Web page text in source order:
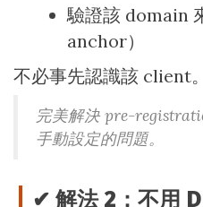
驗證該 domain
anchor）
不必事先認識該 client。
完美解決 pre-
手動設定的問題。
✔ 解法 2：不用